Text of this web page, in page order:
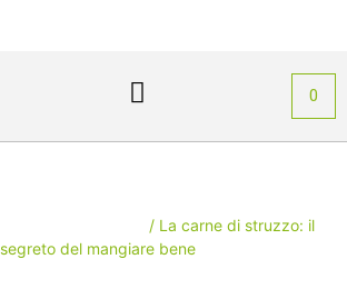
0
/ La carne di struzzo: il
segreto del mangiare bene